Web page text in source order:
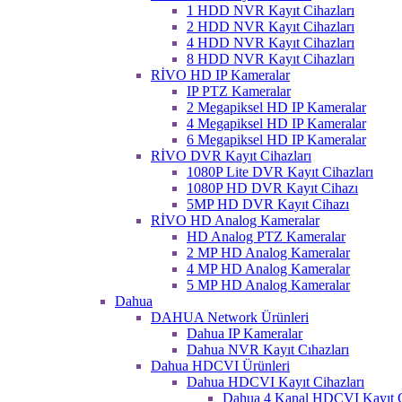
1 HDD NVR Kayıt Cihazları
2 HDD NVR Kayıt Cihazları
4 HDD NVR Kayıt Cihazları
8 HDD NVR Kayıt Cihazları
RİVO HD IP Kameralar
IP PTZ Kameralar
2 Megapiksel HD IP Kameralar
4 Megapiksel HD IP Kameralar
6 Megapiksel HD IP Kameralar
RİVO DVR Kayıt Cihazları
1080P Lite DVR Kayıt Cihazları
1080P HD DVR Kayıt Cihazı
5MP HD DVR Kayıt Cihazı
RİVO HD Analog Kameralar
HD Analog PTZ Kameralar
2 MP HD Analog Kameralar
4 MP HD Analog Kameralar
5 MP HD Analog Kameralar
Dahua
DAHUA Network Ürünleri
Dahua IP Kameralar
Dahua NVR Kayıt Cıhazları
Dahua HDCVI Ürünleri
Dahua HDCVI Kayıt Cihazları
Dahua 4 Kanal HDCVI Kayıt